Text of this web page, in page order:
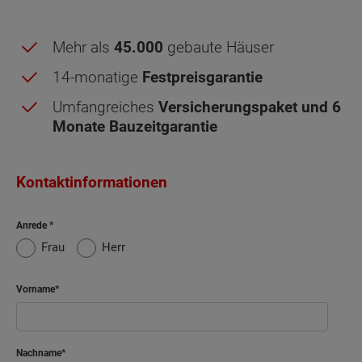
Sonderausstattung
Energiestandard EH 40
Sonderausstattung
Wand und Fassade Klinker - Doppelhaus Aura
125
Obergeschoss - Grundrissvarianten:
Kind
Mehr als 45.000 gebaute Häuser
14-monatige Festpreisgarantie
Umfangreiches Versicherungspaket und 6
Monate Bauzeitgarantie
Kontaktinformationen
Anrede
Frau Herr
Vorname
Nachname